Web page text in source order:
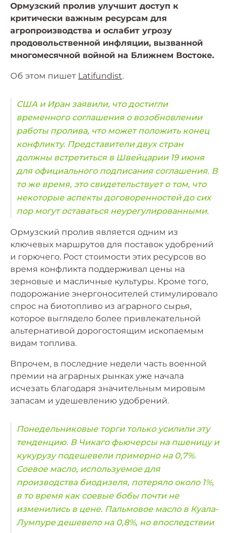
Ормузский пролив улучшит доступ к
критически важным ресурсам для
агропроизводства и ослабит угрозу
продовольственной инфляции, вызванной
многомесячной войной на Ближнем Востоке.
Об этом пишет Latifundist.
США и Иран заявили, что достигли
временного соглашения о возобновлении
работы пролива, что может положить конец
конфликту. Представители двух стран
должны встретиться в Швейцарии 19 июня
для официального подписания соглашения. В
то же время, это свидетельствует о том, что
некоторые аспекты договоренностей до сих
пор могут оставаться неурегулированными.
Ормузский пролив является одним из
ключевых маршрутов для поставок удобрений
и горючего. Рост стоимости этих ресурсов во
время конфликта поддерживал цены на
зерновые и масличные культуры. Кроме того,
подорожание энергоносителей стимулировало
спрос на биотопливо из аграрного сырья,
которое выглядело более привлекательной
альтернативой дорогостоящим ископаемым
видам топлива.
Впрочем, в последние недели часть военной
премии на аграрных рынках уже начала
исчезать благодаря значительным мировым
запасам и удешевлению удобрений.
Понедельниковые торги только усилили эту
тенденцию. В Чикаго фьючерсы на пшеницу и
кукурузу подешевели примерно на 0,7%.
Соевое масло, используемое для
производства биодизеля, потеряло около 1%,
в то время как соевые бобы почти не
изменились в цене. Пальмовое масло в Куала-
Лумпуре дешевело на 0,8%, но впоследствии